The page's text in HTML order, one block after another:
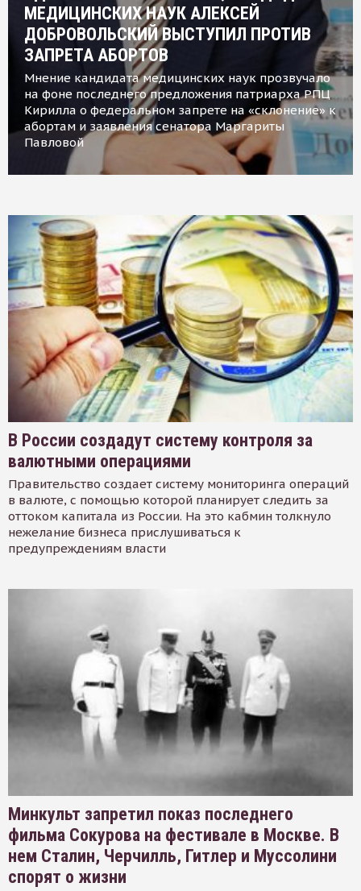
МЕДИЦИНСКИХ НАУК АЛЕКСЕЙ
ДОБРОВОЛЬСКИЙ ВЫСТУПИЛ ПРОТИВ
ЗАПРЕТА АБОРТОВ
Мнение кандидата медицинских наук прозвучало
на фоне последнего предложения патриарха РПЦ
Кирилла о федеральном запрете на «склонение» к
абортам и заявления сенатора Маргариты
Павловой
В России создадут систему контроля за
валютными операциями
Правительство создает систему мониторинга операций
в валюте, с помощью которой планирует следить за
оттоком капитала из России. На это кабмин толкнуло
нежелание бизнеса прислушиваться к
предупреждениям власти
Минкульт запретил показ последнего
фильма Сокурова на фестивале в Москве. В
нем Сталин, Черчилль, Гитлер и Муссолини
спорят о жизни